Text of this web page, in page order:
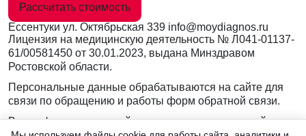
Рассчитать стоимость
Ессентуки ул. Октябрьская 339 info@moydiagnos.ru
Лицензия на медицинскую деятельность № Л041-01137-
61/00581450 от 30.01.2023, выдана Минздравом
Ростовской области.
Персональные данные обрабатываются на сайте для
связи по обращению и работы форм обратной связи.
Вся информация на сайте носит ознакомительный